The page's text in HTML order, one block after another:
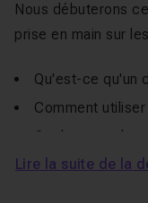
Nous débuterons ce
prise en main sur
Qu'est-ce qu'un
Comment
Quels types de
Comment
Lire la suite de la